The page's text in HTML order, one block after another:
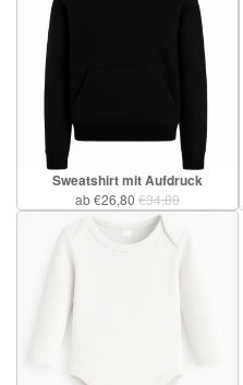
Sweatshirt mit Aufdruck
ab €26,80 €34,80